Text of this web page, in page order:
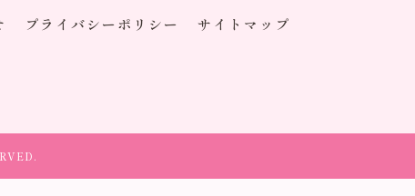
プライバシーポリシー サイトマップ